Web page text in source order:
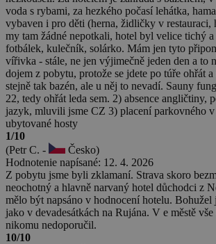
voda s rybami, za hezkého počasí lehátka,
vybaven i pro děti (herna, židličky v restauraci,
my tam žádné nepotkali, hotel byl velice tichý
fotbálek, kulečník, solárko. Mám jen tyto
vířivka - stále, ne jen výjimečně jeden den a to
dojem z pobytu, protože se jdete po túře ohřát a
stejně tak bazén, ale u něj to nevadí. Sauny
22, tedy ohřát leda sem. 2) absence angličtiny,
jazyk, mluvili jsme CZ 3) placení parkovného
ubytované hosty
1/10
(Petr C. -
Česko)
Hodnotenie napísané: 12. 4. 2026
Z pobytu jsme byli zklamaní. Strava skoro
neochotný a hlavně narvaný hotel důchodci z
mělo být napsáno v hodnocení hotelu. Bohužel
jako v devadesátkách na Rujána. V e městě
nikomu nedoporučil.
10/10